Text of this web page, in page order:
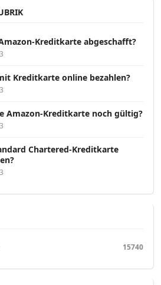
Kreditkarte abgeschafft?
Kreditkarte online bezahlen?
Amazon-Kreditkarte noch gültig?
Chartered-Kreditkarte
15740